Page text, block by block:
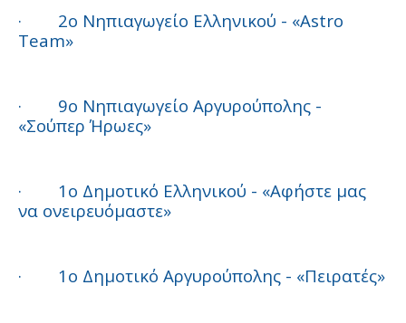
·
2ο Νηπιαγωγείο Ελληνικού - «Astro
Team»
·
9ο Νηπιαγωγείο Αργυρούπολης -
«Σούπερ Ήρωες»
·
1ο Δημοτικό Ελληνικού - «Αφήστε μας
να ονειρευόμαστε»
· 1ο Δημοτικό Αργυρούπολης - «Πειρατές»